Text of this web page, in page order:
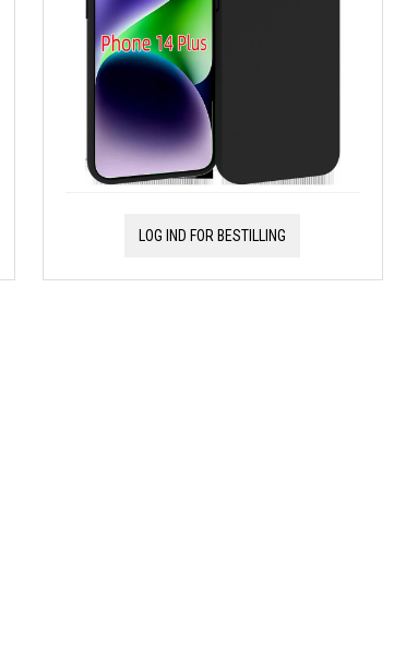
LOG IND FOR BESTILLING